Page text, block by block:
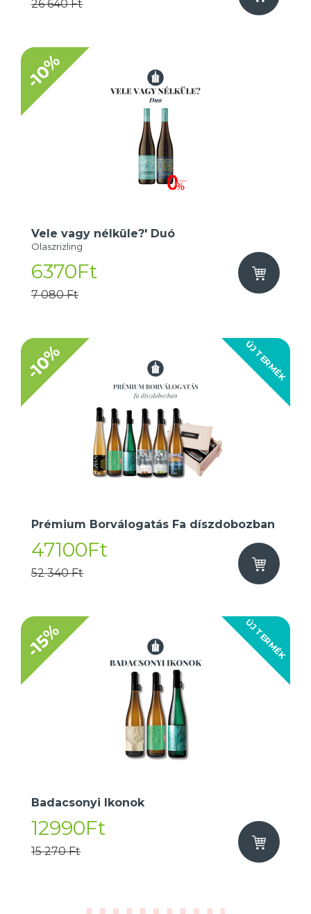
26 640 Ft
-10%
Vele vagy nélküle?' Duó
Olaszrizling
6370Ft
7 080 Ft
ÚJ TERMÉK
-10%
Prémium Borválogatás Fa díszdobozban
47100Ft
52 340 Ft
ÚJ TERMÉK
-15%
Badacsonyi Ikonok
12990Ft
15 270 Ft